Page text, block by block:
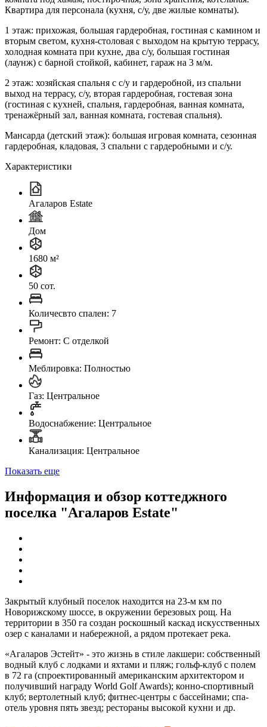
Квартира для персонала (кухня, с/у, две жилые комнаты).
1 этаж: прихожая, большая гардеробная, гостиная с камином и
вторым светом, кухня-столовая с выходом на крытую террасу,
холодная комната при кухне, два с/у, большая гостиная
(лаунж) с барной стойкой, кабинет, гараж на 3 м/м.
2 этаж: хозяйская спальня с с/у и гардеробной, из спальни
выход на террасу, с/у, вторая гардеробная, гостевая зона
(гостиная с кухней, спальня, гардеробная, ванная комната,
тренажёрный зал, ванная комната, гостевая спальня).
Мансарда (детский этаж): большая игровая комната, сезонная
гардеробная, кладовая, 3 спальни с гардеробными и с/у.
Характеристики
Агаларов Estate
Дом
1680 м²
50 сот.
Количесвто спален: 7
Ремонт: C отделкой
Меблировка: Полностью
Газ: Центральное
Водоснабжение: Центральное
Канализация: Центральное
Показать еще
Информация и обзор коттеджного
поселка "Агаларов Estate"
Закрытый клубный поселок находится на 23-м км по
Новорижскому шоссе, в окружении березовых рощ. На
территории в 350 га создан роскошный каскад искусственных
озер с каналами и набережной, а рядом протекает река.
«Агаларов Эстейт» - это жизнь в стиле лакшери: собственный
водный клуб с лодками и яхтами и пляж; гольф-клуб с полем
в 72 га (спроектированный американским архитектором и
получивший награду World Golf Awards); конно-спортивный
клуб; вертолетный клуб; фитнес-центры с бассейнами; спа-
отель уровня пять звезд; рестораны высокой кухни и др.